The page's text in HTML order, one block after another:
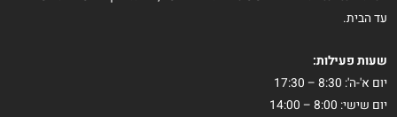
עד הבית.
שעות פעילות:
יום א'-ה': 8:30 – 17:30
יום שישי: 8:00 – 14:00